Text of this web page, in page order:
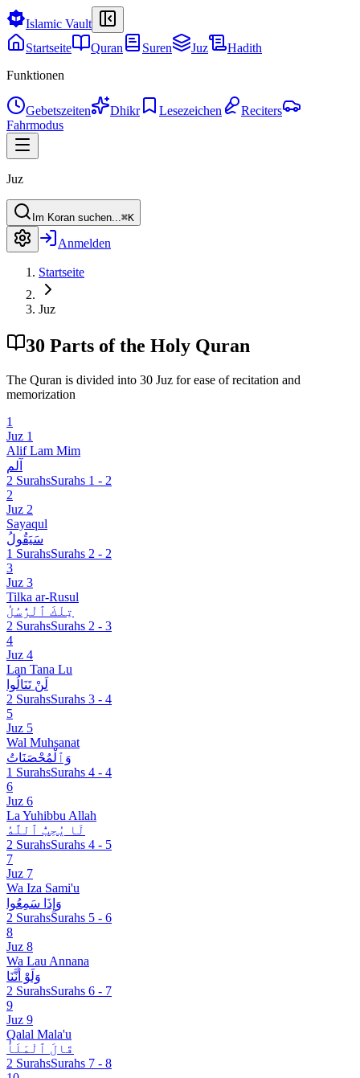
Islamic Vault
Startseite
Quran Suren Juz
Hadith
Funktionen
Gebetszeiten Dhikr Lesezeichen
Reciters
Fahrmodus
Juz
Im Koran suchen...⌘K
Anmelden
Startseite
Juz
30 Parts of the Holy Quran
The Quran is divided into 30 Juz for ease of recitation and
memorization
1
Juz 1
Alif Lam Mim
آلم
2 SurahsSurahs 1 - 2
2
Juz 2
Sayaqul
سَيَقُولُ
1 SurahsSurahs 2 - 2
3
Juz 3
Tilka ar-Rusul
تِلْكَ ٱلْرُّسُلُ
2 SurahsSurahs 2 - 3
4
Juz 4
Lan Tana Lu
لَنْ تَنَالُوا
2 SurahsSurahs 3 - 4
5
Juz 5
Wal Muhsanat
وَٱلْمُحْصَنَاتُ
1 SurahsSurahs 4 - 4
6
Juz 6
La Yuhibbu Allah
لَا يُحِبُّ ٱللَّهُ
2 SurahsSurahs 4 - 5
7
Juz 7
Wa Iza Sami'u
وَإِذَا سَمِعُوا
2 SurahsSurahs 5 - 6
8
Juz 8
Wa Lau Annana
وَلَوْ أَنَّنَا
2 SurahsSurahs 6 - 7
9
Juz 9
Qalal Mala'u
قَالَ ٱلْمَلَأُ
2 SurahsSurahs 7 - 8